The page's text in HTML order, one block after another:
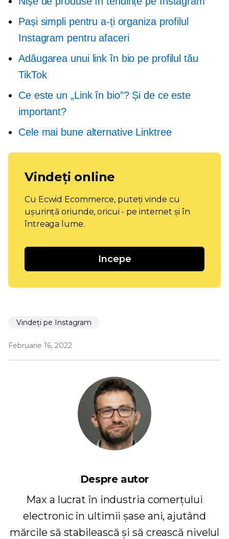
Pași simpli pentru a-ți organiza profilul
Instagram pentru afaceri
Adăugarea unui link în bio pe profilul tău
TikTok
Ce este un „Link în bio”? Și de ce este
important?
Cele mai bune alternative Linktree
Vindeți online
Cu Ecwid Ecommerce, puteți vinde cu
ușurință oriunde, oricui - pe internet și în
întreaga lume.
Incepe
Vindeți pe Instagram
Februarie 16, 2022
Despre autor
Max a lucrat în industria comerțului
electronic în ultimii șase ani, ajutând
mărcile să stabilească și să crească nivelul